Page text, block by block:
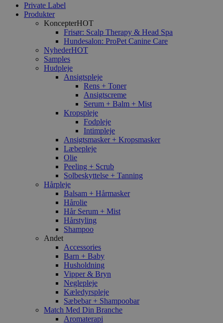
Private Label
Produkter
KoncepterHOT
Frisør: Scalp Therapy & Head Spa
Hundesalon: ProPet Canine Care
NyhederHOT
Samples
Hudpleje
Ansigtspleje
Rens + Toner
Ansigtscreme
Serum + Balm + Mist
Kropspleje
Fodpleje
Intimpleje
Ansigtsmasker + Kropsmasker
Læbepleje
Olie
Peeling + Scrub
Solbeskyttelse + Tanning
Hårpleje
Balsam + Hårmasker
Hårolie
Hår Serum + Mist
Hårstyling
Shampoo
Andet
Accessories
Barn + Baby
Husholdning
Vipper & Bryn
Neglepleje
Kæledyrspleje
Sæbebar + Shampoobar
Match Med Din Branche
Aromaterapi